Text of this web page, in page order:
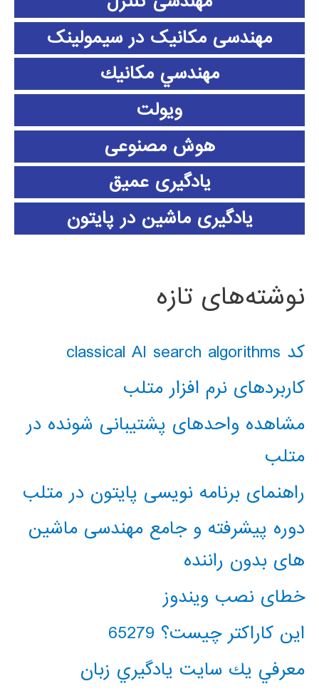
مهندسی مکانیک در سیمولینک
مهندسي مكانيك
ویولت
هوش مصنوعی
یادگیری عمیق
یادگیری ماشین در پایتون
نوشته‌های تازه
کد classical AI search algorithms
کاربردهای نرم افزار متلب
مشاهده واحدهای پشتیبانی شونده در
متلب
راهنمای برنامه نویسی پایتون در متلب
دوره پیشرفته و جامع مهندسی ماشین
های بدون راننده
خطای نصب ویندوز
این کاراکتر چیست؟ 65279
معرفي يك سايت يادگيري زبان